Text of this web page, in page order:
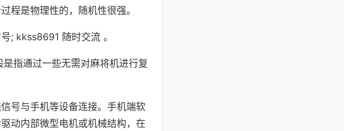
程是物理性的，随机性很强。
; kkss8691 随时交流 。
指通过一些无需对麻将机进行复
号与手机等设备连接。手机端软
动内部微型电机或机械结构，在